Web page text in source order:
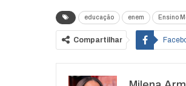
educação enem Ensino
Compartilhar